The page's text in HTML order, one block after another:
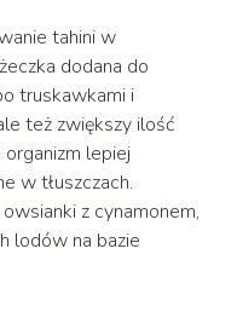
tahini w
dodana do
truskawkami i
też zwiększy ilość
organizm lepiej
w tłuszczach.
z cynamonem,
lodów na bazie